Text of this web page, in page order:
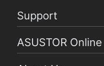
Support
ASUSTOR Online